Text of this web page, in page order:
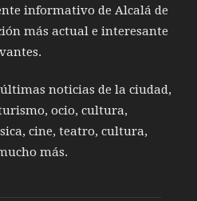
informativo de Alcalá de
más actual e interesante
noticias de la ciudad,
ocio, cultura,
cine, teatro, cultura,
más.